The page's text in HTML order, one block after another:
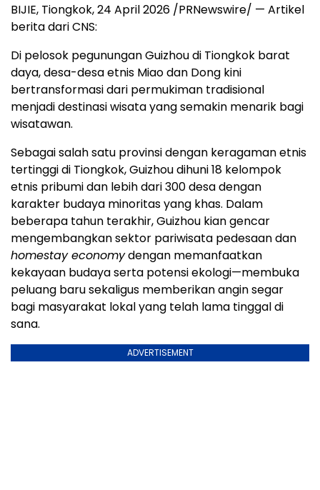
BIJIE, Tiongkok, 24 April 2026 /PRNewswire/ — Artikel
berita dari CNS:
Di pelosok pegunungan Guizhou di Tiongkok barat
daya, desa-desa etnis Miao dan Dong kini
bertransformasi dari permukiman tradisional
menjadi destinasi wisata yang semakin menarik bagi
wisatawan.
Sebagai salah satu provinsi dengan keragaman etnis
tertinggi di Tiongkok, Guizhou dihuni 18 kelompok
etnis pribumi dan lebih dari 300 desa dengan
karakter budaya minoritas yang khas. Dalam
beberapa tahun terakhir, Guizhou kian gencar
mengembangkan sektor pariwisata pedesaan dan
homestay economydengan memanfaatkan
kekayaan budaya serta potensi ekologi—membuka
peluang baru sekaligus memberikan angin segar
bagi masyarakat lokal yang telah lama tinggal di
sana.
ADVERTISEMENT